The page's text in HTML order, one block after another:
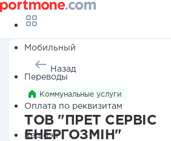
Мобильный
Переводы
Оплата по реквизитам
Кешбэк
Назад
Коммунальные услуги
ТОВ "ПРЕТ СЕРВІС
ЕНЕРГОЗМІН"